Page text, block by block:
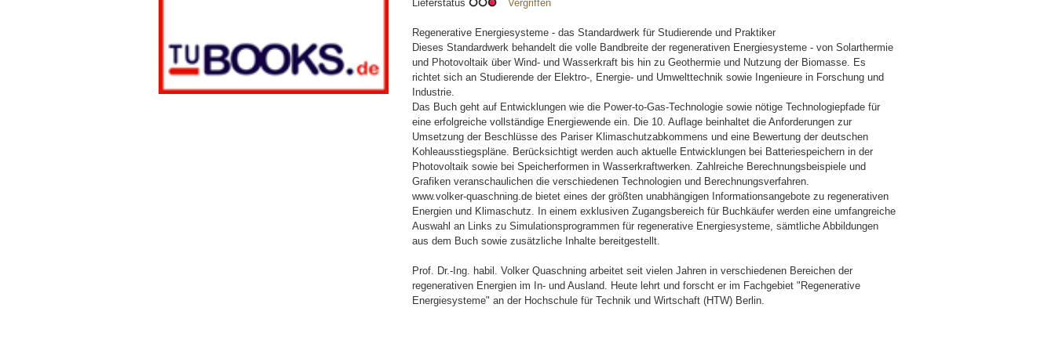
Lieferstatus Vergriffen
Regenerative Energiesysteme - das Standardwerk für Studierende und Praktiker
Dieses Standardwerk behandelt die volle Bandbreite der regenerativen Energiesysteme - von Solarthermie
und Photovoltaik über Wind- und Wasserkraft bis hin zu Geothermie und Nutzung der Biomasse. Es
richtet sich an Studierende der Elektro-, Energie- und Umwelttechnik sowie Ingenieure in Forschung und
Industrie.
Das Buch geht auf Entwicklungen wie die Power-to-Gas-Technologie sowie nötige Technologiepfade für
eine erfolgreiche vollständige Energiewende ein. Die 10. Auflage beinhaltet die Anforderungen zur
Umsetzung der Beschlüsse des Pariser Klimaschutzabkommens und eine Bewertung der deutschen
Kohleausstiegspläne. Berücksichtigt werden auch aktuelle Entwicklungen bei Batteriespeichern in der
Photovoltaik sowie bei Speicherformen in Wasserkraftwerken. Zahlreiche Berechnungsbeispiele und
Grafiken veranschaulichen die verschiedenen Technologien und Berechnungsverfahren.
www.volker-quaschning.de bietet eines der größten unabhängigen Informationsangebote zu regenerativen
Energien und Klimaschutz. In einem exklusiven Zugangsbereich für Buchkäufer werden eine umfangreiche
Auswahl an Links zu Simulationsprogrammen für regenerative Energiesysteme, sämtliche Abbildungen
aus dem Buch sowie zusätzliche Inhalte bereitgestellt.
Prof. Dr.-Ing. habil. Volker Quaschning arbeitet seit vielen Jahren in verschiedenen Bereichen der
regenerativen Energien im In- und Ausland. Heute lehrt und forscht er im Fachgebiet "Regenerative
Energiesysteme" an der Hochschule für Technik und Wirtschaft (HTW) Berlin.